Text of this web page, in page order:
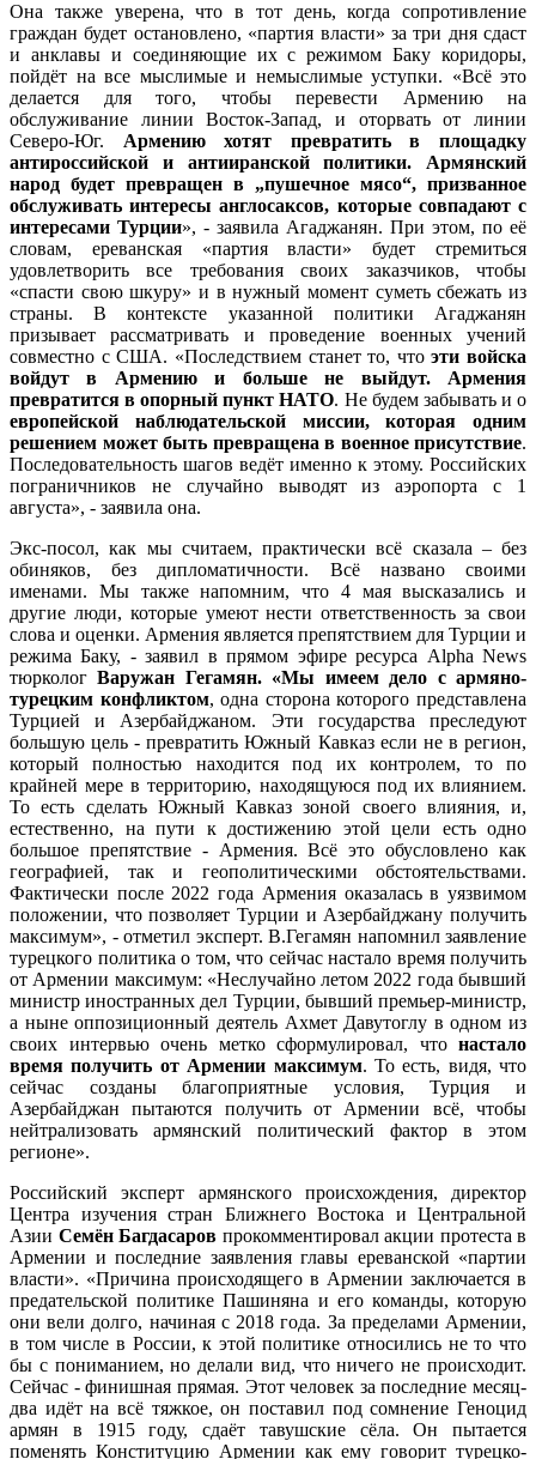
Она также уверена, что в тот день, когда сопротивление
граждан будет остановлено, «партия власти» за три дня сдаст
и анклавы и соединяющие их с режимом Баку коридоры,
пойдёт на все мыслимые и немыслимые уступки. «Всё это
делается для того, чтобы перевести Армению на
обслуживание линии Восток-Запад, и оторвать от линии
Северо-Юг. Армению хотят превратить в площадку
антироссийской и антииранской политики. Армянский
народ будет превращен в „пушечное мясо“, призванное
обслуживать интересы англосаксов, которые совпадают с
интересами Турции», - заявила Агаджанян. При этом, по её
словам, ереванская «партия власти» будет стремиться
удовлетворить все требования своих заказчиков, чтобы
«спасти свою шкуру» и в нужный момент суметь сбежать из
страны. В контексте указанной политики Агаджанян
призывает рассматривать и проведение военных учений
совместно с США. «Последствием станет то, чтоэти войска
войдут в Армению и больше не выйдут. Армения
превратится в опорный пункт НАТО. Не будем забывать и о
европейской наблюдательской миссии, которая одним
решением может быть превращена в военное присутствие.
Последовательность шагов ведёт именно к этому. Российских
пограничников не случайно выводят из аэропорта с 1
августа», - заявила она.
Экс-посол, как мы считаем, практически всё сказала – без
обиняков, без дипломатичности. Всё названо своими
именами. Мы также напомним, что 4 мая высказались и
другие люди, которые умеют нести ответственность за свои
слова и оценки. Армения является препятствием для Турции и
режима Баку, - заявил в прямом эфире ресурса Alpha News
тюркологВаружан Гегамян. «Мы имеем дело с армяно-
турецким конфликтом, одна сторона которого представлена
Турцией и Азербайджаном. Эти государства преследуют
большую цель - превратить Южный Кавказ если не в регион,
который полностью находится под их контролем, то по
крайней мере в территорию, находящуюся под их влиянием.
То есть сделать Южный Кавказ зоной своего влияния, и,
естественно, на пути к достижению этой цели есть одно
большое препятствие - Армения. Всё это обусловлено как
географией, так и геополитическими обстоятельствами.
Фактически после 2022 года Армения оказалась в уязвимом
положении, что позволяет Турции и Азербайджану получить
максимум», - отметил эксперт. В.Гегамян напомнил заявление
турецкого политика о том, что сейчас настало время получить
от Армении максимум: «Неслучайно летом 2022 года бывший
министр иностранных дел Турции, бывший премьер-министр,
а ныне оппозиционный деятель Ахмет Давутоглу в одном из
своих интервью очень метко сформулировал, что настало
время получить от Армении максимум. То есть, видя, что
сейчас созданы благоприятные условия, Турция и
Азербайджан пытаются получить от Армении всё, чтобы
нейтрализовать армянский политический фактор в этом
регионе».
Российский эксперт армянского происхождения, директор
Центра изучения стран Ближнего Востока и Центральной
Азии Семён Багдасаров прокомментировал акции протеста в
Армении и последние заявления главы ереванской «партии
власти». «Причина происходящего в Армении заключается в
предательской политике Пашиняна и его команды, которую
они вели долго, начиная с 2018 года. За пределами Армении,
в том числе в России, к этой политике относились не то что
бы с пониманием, но делали вид, что ничего не происходит.
Сейчас - финишная прямая. Этот человек за последние месяц-
два идёт на всё тяжкое, он поставил под сомнение Геноцид
армян в 1915 году, сдаёт тавушские сёла. Он пытается
поменять Конституцию Армении как ему говорит турецко-